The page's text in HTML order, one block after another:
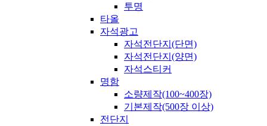
투명
타올
자석광고
자석전단지(단면)
자석전단지(양면)
자석스티커
명함
소량제작(100~400장)
기본제작(500장 이상)
전단지